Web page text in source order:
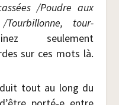
/​Poudre aux
tour­
seule­ment
sur ces mots là.
tout au long du